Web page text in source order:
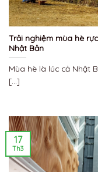
Trải nghiệm mùa hè
Nhật Bản
Mùa hè là lúc cả Nhật
[...]
17
Th3